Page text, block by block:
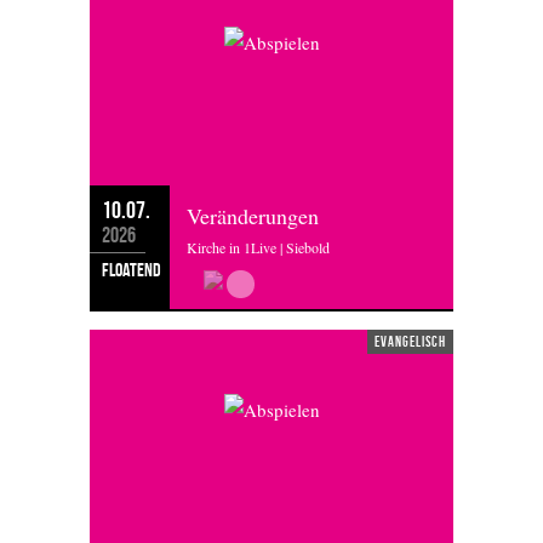
10.07.
2026
floatend
Veränderungen
Kirche in 1Live | Siebold
evangelisch